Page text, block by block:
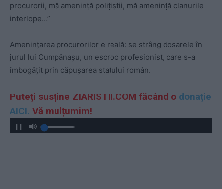
procurorii, mă amenință polițiștii, mă amenință clanurile
interlope…”
Amenințarea procurorilor e reală: se strâng dosarele în
jurul lui Cumpănașu, un escroc profesionist, care s-a
îmbogățit prin căpușarea statului român.
Puteți susține ZIARISTII.COM făcând o donație
AICI. Vă mulțumim!